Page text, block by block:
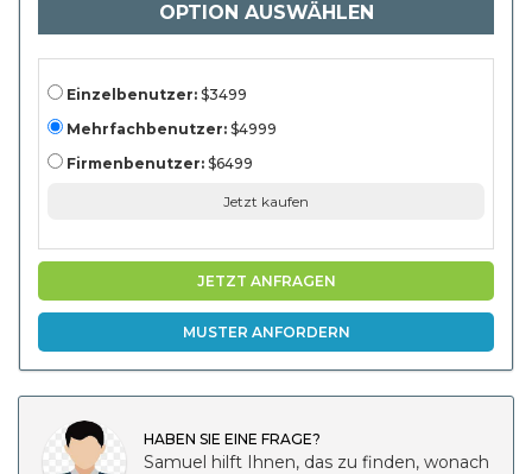
OPTION AUSWÄHLEN
Einzelbenutzer: $3499
Mehrfachbenutzer: $4999
Firmenbenutzer: $6499
Jetzt kaufen
JETZT ANFRAGEN
MUSTER ANFORDERN
HABEN SIE EINE FRAGE?
Samuel hilft Ihnen, das zu finden, wonach